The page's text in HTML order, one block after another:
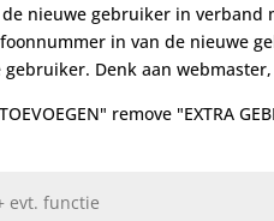
nieuwe gebruiker in
in van de nieuwe
Denk aan
remove "EXTRA